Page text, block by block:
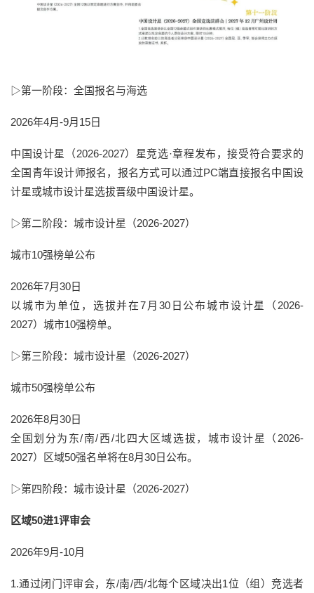
▷第一阶段：全国报名与海选
2026年4月-9月15日
中国设计星（2026-2027）星竞选·章程发布，接受符合要求的
全国青年设计师报名，报名方式可以通过PC端直接报名中国设
计星或城市设计星选拔晋级中国设计星。
▷第二阶段： 城市设计星（2026-2027）
城市10强榜单公布
2026年7月30日
以城市为单位，选拔并在7月30日公布城市设计星（2026-
2027）城市10强榜单。
▷第三阶段： 城市设计星（2026-2027）
城市50强榜单公布
2026年8月30日
全国划分为东/南/西/北四大区域选拔，城市设计星（2026-
2027）区域50强名单将在8月30日公布。
▷第四阶段： 城市设计星（2026-2027）
区域50进1评审会
2026年9月-10月
1.通过闭门评审会，东/南/西/北每个区域决出1位（组）竞选者